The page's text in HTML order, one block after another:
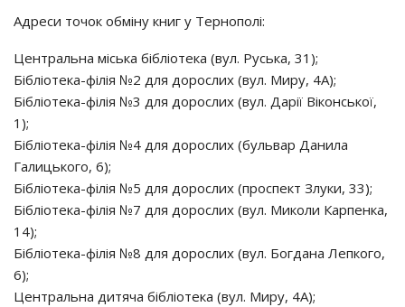
Адреси точок обміну книг у Тернополі:
Центральна міська бібліотека (вул. Руська, 31);
Бібліотека-філія №2 для дорослих (вул. Миру, 4А);
Бібліотека-філія №3 для дорослих (вул. Дарії Віконської,
1);
Бібліотека-філія №4 для дорослих (бульвар Данила
Галицького, 6);
Бібліотека-філія №5 для дорослих (проспект Злуки, 33);
Бібліотека-філія №7 для дорослих (вул. Миколи Карпенка,
14);
Бібліотека-філія №8 для дорослих (вул. Богдана Лепкого,
6);
Центральна дитяча бібліотека (вул. Миру, 4А);